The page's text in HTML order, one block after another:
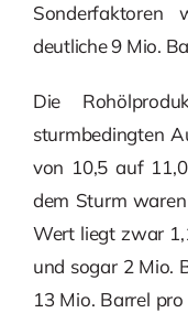
Sonderfaktoren
deutliche 9 Mio.
Die
sturmbedingten
von 10,5 auf
dem Sturm
Wert liegt zwar
und sogar 2 Mio.
13 Mio. Barrel